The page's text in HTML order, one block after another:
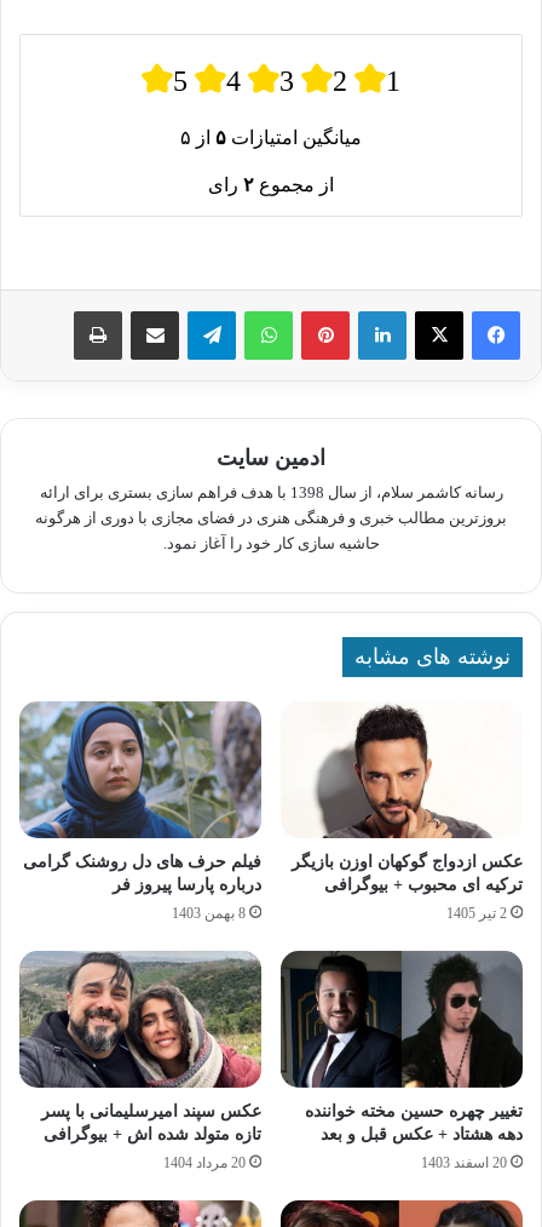
5 4 3 2 1
میانگین امتیازات ۵ از ۵
از مجموع ۲ رای
لینکدین پینترستواتس آپ تلگرام اشتراک گذاری از طریق ایمیل چاپ
ادمین سایت
رسانه کاشمر سلام، از سال 1398 با هدف فراهم سازی بستری برای ارائه
بروزترین مطالب خبری و فرهنگی هنری در فضای مجازی با دوری از هرگونه
حاشیه سازی کار خود را آغاز نمود.
نوشته های مشابه
عکس ازدواج گوکهان اوزن بازیگر
ترکیه ای محبوب + بیوگرافی
2 تیر 1405
فیلم حرف های دل روشنک گرامی
درباره پارسا پیروز فر
8 بهمن 1403
تغییر چهره حسین مخته خواننده
دهه هشتاد + عکس قبل و بعد
20 اسفند 1403
عکس سپند امیرسلیمانی با پسر
تازه متولد شده اش + بیوگرافی
20 مرداد 1404